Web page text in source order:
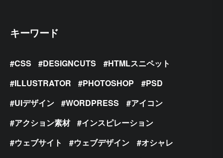
キーワード
CSS DESIGNCUTS
HTMLスニペット
ILLUSTRATOR
PHOTOSHOP
PSD
UIデザイン
WORDPRESS
アイコン
アクション素材
インスピレーション
ウェブサイト
ウェブデザイン
オシャレ